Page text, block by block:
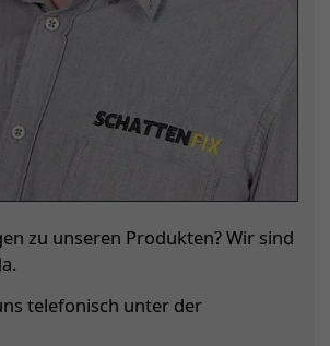
zu unseren Produkten? Wir sind
telefonisch unter der